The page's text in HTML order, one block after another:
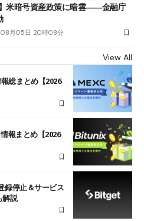
米暗号資産政策に暗雲――金融庁
月05日 20時08分
View All
総まとめ【2026
報まとめ【2026
停止＆サービス
説